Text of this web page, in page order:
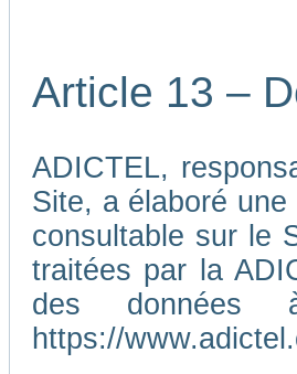
Article 13 –
ADICTEL,
Site, a élaboré
consultable sur le
traitées par la
des données
https://